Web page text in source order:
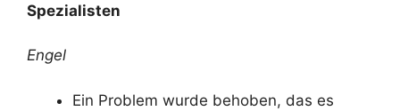
Spezialisten
Engel
Ein Problem wurde behoben, das es